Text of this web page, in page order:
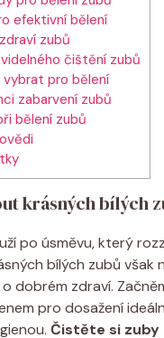
efektivní bělení
zubů
čištění zubů
pro bělení
zabarvení zubů
bělení zubů
krásných bílých
po úsměvu, který
bílých zubů však
dobrém zdraví.
pro dosažení
Čistěte si zuby